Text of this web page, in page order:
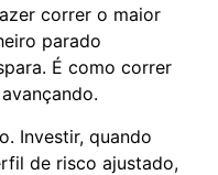
correr o maior
parado
É como correr
Investir, quando
de risco ajustado,